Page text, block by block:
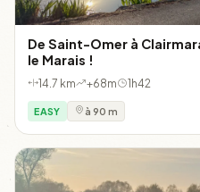
De Saint-Omer à
le Marais !
14.7 km +68m 1h42
EASY à 90 m